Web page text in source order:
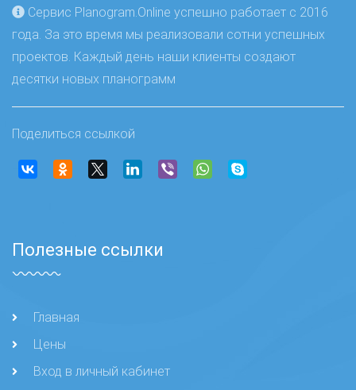
Сервис Planogram.Online успешно работает с 2016
года. За это время мы реализовали сотни успешных
проектов. Каждый день наши клиенты создают
десятки новых планограмм
Поделиться ссылкой
Полезные ссылки
Главная
Цены
Вход в личный кабинет